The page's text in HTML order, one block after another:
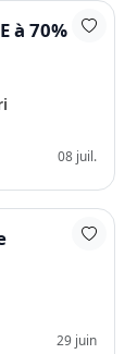
à 70%
08 juil.
29 juin